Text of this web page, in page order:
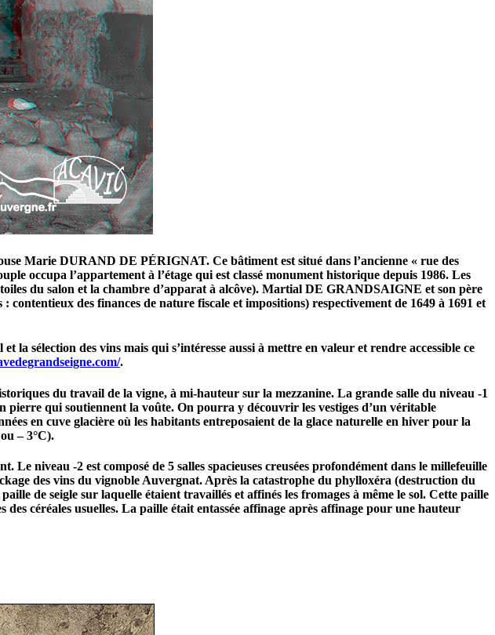
Marie DURAND DE PÉRIGNAT. Ce bâtiment est situé dans l’ancienne « rue des
occupa l’appartement à l’étage qui est classé monument historique depuis 1986. Les
du salon et la chambre d’apparat à alcôve). Martial DE GRANDSAIGNE et son père
des finances de nature fiscale et impositions) respectivement de 1649 à 1691 et
sélection des vins mais qui s’intéresse aussi à mettre en valeur et rendre accessible ce
.
du travail de la vigne, à mi-hauteur sur la mezzanine. La grande salle du niveau -1
pierre qui soutiennent la voûte. On pourra y découvrir les vestiges d’un véritable
en cuve glacière où les habitants entreposaient de la glace naturelle en hiver pour la
– 3°C).
niveau -2 est composé de 5 salles spacieuses creusées profondément dans le millefeuille
des vins du vignoble Auvergnat. Après la catastrophe du phylloxéra (destruction du
de seigle sur laquelle étaient travaillés et affinés les fromages à même le sol. Cette paille
céréales usuelles. La paille était entassée affinage après affinage pour une hauteur